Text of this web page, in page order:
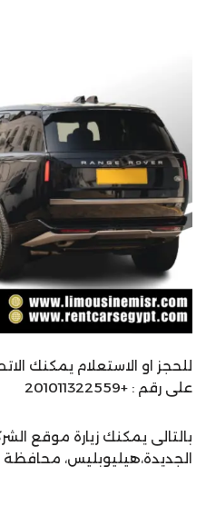
للحجز او الاستعلام يمكنك
على رقم : +201011322559
الجديدة،هيليوبليس، محافظة